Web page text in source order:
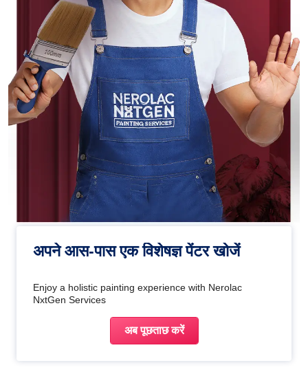
अपने आस-पास एक विशेषज्ञ पेंटर खोजें
Enjoy a holistic painting experience with Nerolac
NxtGen Services
अब पूछताछ करें